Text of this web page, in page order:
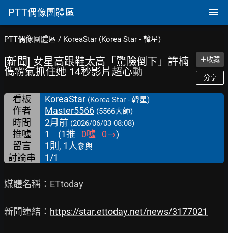
PTT偶像團體區
PTT偶像團體區 / KoreaStar (Korea Star - 韓星)
[新聞] 女星高跟鞋太高「驚險倒下」許楠
儁霸氣抓住她 14秒影片超心動
＋收藏
分享
看板 KoreaStar (Korea Star - 韓星)
作者 Master5566 (5566大師)
時間 2月前 (2026/06/03 08:08)
推噓 1 (1推 0噓 0→)
留言
1則, 1人參與
討論串 1/1
媒體名稱：ETtoday
新聞連結： https://star.ettoday.net/news/3177021